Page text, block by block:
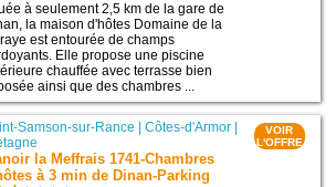
à seulement 2,5 km de la gare de
la maison d'hôtes Domaine de la
est entourée de champs
Elle propose une piscine
chauffée avec terrasse bien
ainsi que des chambres ...
Samson-sur-Rance |Côtes-d'Armor |
la Meffrais 1741-Chambres
à 3 min de Dinan-Parking
VOIR
L'OFFRE